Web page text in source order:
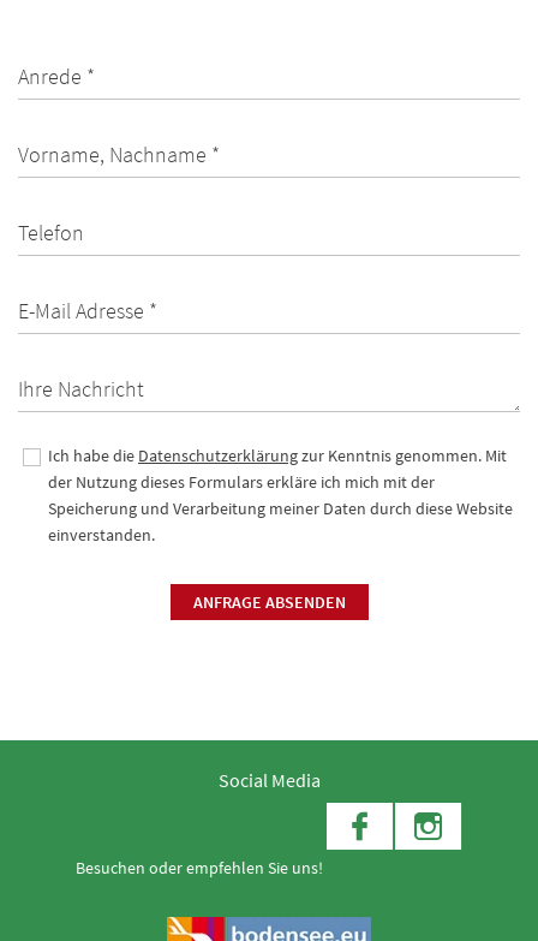
Anrede *
Vorname, Nachname *
Telefon
E-Mail Adresse *
Ihre Nachricht
Ich habe die Datenschutzerklärungzur Kenntnis genommen. Mit
der Nutzung dieses Formulars erkläre ich mich mit der
Speicherung und Verarbeitung meiner Daten durch diese Website
einverstanden.
ANFRAGE ABSENDEN
Social Media
Besuchen oder empfehlen Sie uns!